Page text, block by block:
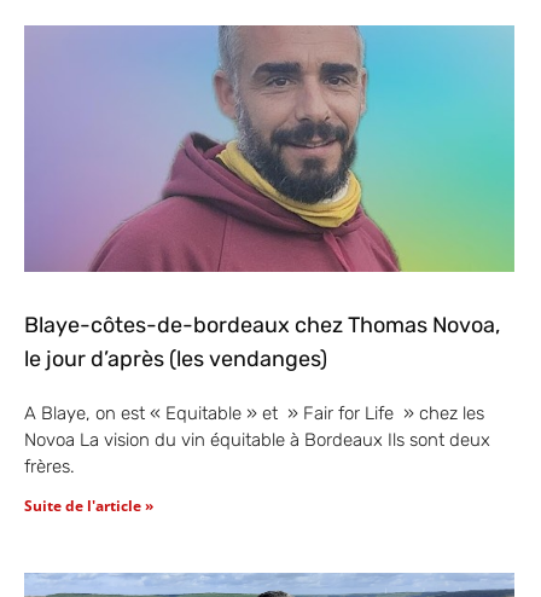
Blaye-côtes-de-bordeaux chez Thomas Novoa,
le jour d’après (les vendanges)
A Blaye, on est « Equitable » et » Fair for Life » chez les
Novoa La vision du vin équitable à Bordeaux Ils sont deux
frères.
Suite de l'article »